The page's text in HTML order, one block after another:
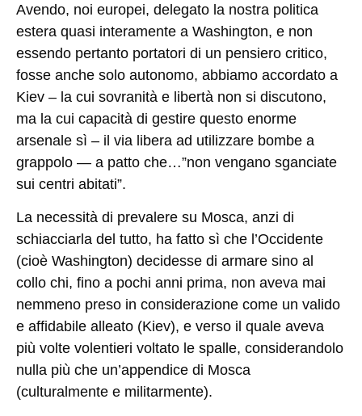
Avendo, noi europei, delegato la nostra politica
estera quasi interamente a Washington, e non
essendo pertanto portatori di un pensiero critico,
fosse anche solo autonomo, abbiamo accordato a
Kiev – la cui sovranità e libertà non si discutono,
ma la cui capacità di gestire questo enorme
arsenale sì – il via libera ad utilizzare bombe a
grappolo — a patto che…”non vengano sganciate
sui centri abitati”.
La necessità di prevalere su Mosca, anzi di
schiacciarla del tutto, ha fatto sì che l’Occidente
(cioè Washington) decidesse di armare sino al
collo chi, fino a pochi anni prima, non aveva mai
nemmeno preso in considerazione come un valido
e affidabile alleato (Kiev), e verso il quale aveva
più volte volentieri voltato le spalle, considerandolo
nulla più che un’appendice di Mosca
(culturalmente e militarmente).